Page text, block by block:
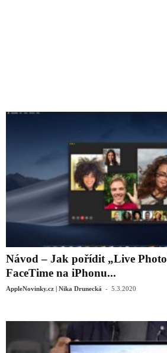
Návod – Jak pořídit „Live
FaceTime na iPhonu...
AppleNovinky.cz | Nika Drunecká - 5.3.2020